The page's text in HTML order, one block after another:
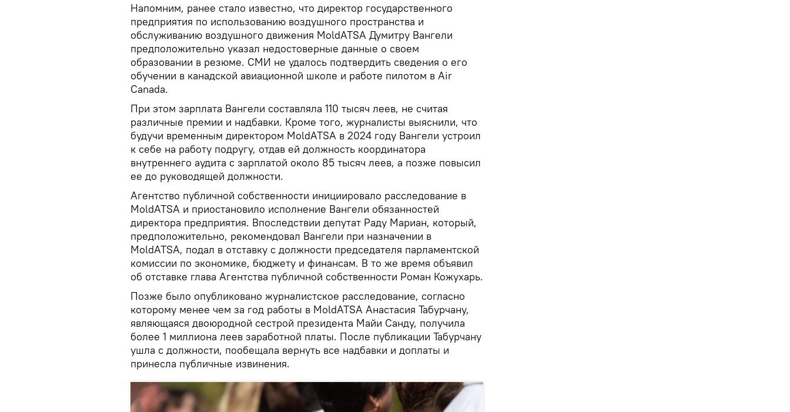
Напомним, ранее стало известно, что директор государственного
предприятия по использованию воздушного пространства и
обслуживанию воздушного движения MoldATSA Думитру Вангели
предположительно указал недостоверные данные о своем
образовании в резюме. СМИ не удалось подтвердить сведения о его
обучении в канадской авиационной школе и работе пилотом в Air
Canada.
При этом зарплата Вангели составляла 110 тысяч леев, не считая
различные премии и надбавки. Кроме того, журналисты выяснили, что
будучи временным директором MoldATSA в 2024 году Вангели устроил
к себе на работу подругу, отдав ей должность координатора
внутреннего аудита с зарплатой около 85 тысяч леев, а позже повысил
ее до руководящей должности.
Агентство публичной собственности инициировало расследование в
MoldATSA и приостановило исполнение Вангели обязанностей
директора предприятия. Впоследствии депутат Раду Мариан, который,
предположительно, рекомендовал Вангели при назначении в
MoldATSA, подал в отставку с должности председателя парламентской
комиссии по экономике, бюджету и финансам. В то же время объявил
об отставке глава Агентства публичной собственности Роман Кожухарь.
Позже было опубликовано журналистское расследование, согласно
которому менее чем за год работы в MoldATSA Анастасия Табурчану,
являющаяся двоюродной сестрой президента Майи Санду, получила
более 1 миллиона леев заработной платы. После публикации Табурчану
ушла с должности, пообещала вернуть все надбавки и доплаты и
принесла публичные извинения.